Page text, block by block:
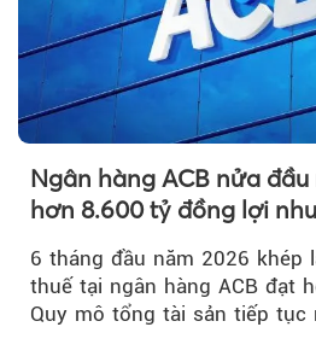
Ngân hàng ACB nửa
hơn 8.600 tỷ đồng lợi
6 tháng đầu năm 2026 khép
thuế tại ngân hàng ACB đạt
Quy mô tổng tài sản tiếp tục